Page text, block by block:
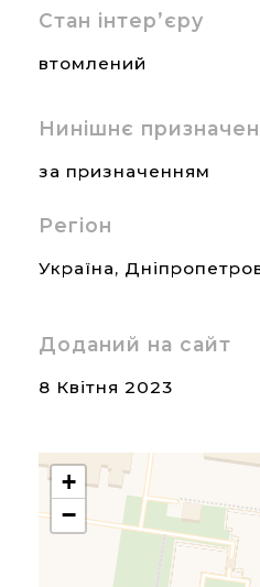
Стан інтер’єру
втомлений
Нинішнє
за призначенням
Регіон
Україна,
Доданий на сайт
8 Квітня 2023
+
−